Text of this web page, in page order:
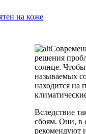
на коже
решения
солнце.
называемых
находится на
Вследствие
сбоям. Они, в
рекомендуют